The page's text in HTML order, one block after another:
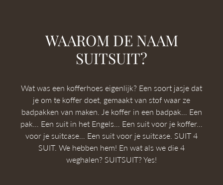
WAAROM DE NAAM
SUITSUIT?
Wat was een kofferhoes eigenlijk? Een soort jasje dat
je om te koffer doet, gemaakt van stof waar ze
badpakken van maken. Je koffer in een badpak… Een
pak… Een suit in het Engels… Een suit voor je koffer…
voor je suitcase… Een suit voor je suitcase. SUIT 4
SUIT. We hebben hem! En wat als we die 4
weghalen? SUITSUIT? Yes!